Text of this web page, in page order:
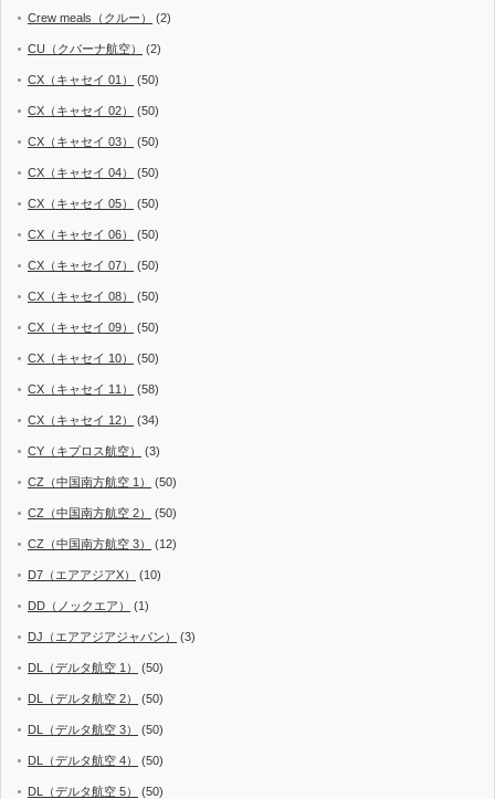
Crew meals（クルー） (2)
CU（クバーナ航空） (2)
CX（キャセイ 01） (50)
CX（キャセイ 02） (50)
CX（キャセイ 03） (50)
CX（キャセイ 04） (50)
CX（キャセイ 05） (50)
CX（キャセイ 06） (50)
CX（キャセイ 07） (50)
CX（キャセイ 08） (50)
CX（キャセイ 09） (50)
CX（キャセイ 10） (50)
CX（キャセイ 11） (58)
CX（キャセイ 12） (34)
CY（キプロス航空） (3)
CZ（中国南方航空 1） (50)
CZ（中国南方航空 2） (50)
CZ（中国南方航空 3） (12)
D7（エアアジアX） (10)
DD（ノックエア） (1)
DJ（エアアジアジャパン） (3)
DL（デルタ航空 1） (50)
DL（デルタ航空 2） (50)
DL（デルタ航空 3） (50)
DL（デルタ航空 4） (50)
DL（デルタ航空 5） (50)